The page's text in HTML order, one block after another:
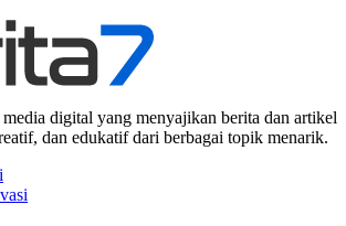
digital yang menyajikan berita dan artikel
dan edukatif dari berbagai topik menarik.